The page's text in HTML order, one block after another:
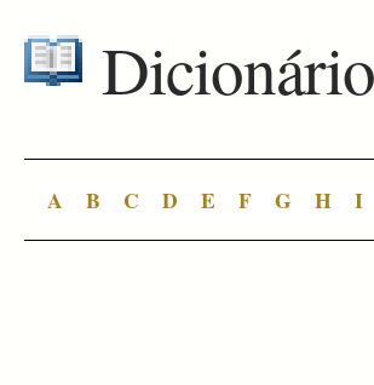
A B C D E F G H I